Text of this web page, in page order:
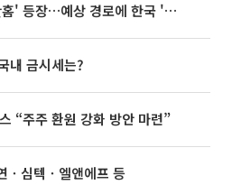
태풍 '돌핀' 이어 '찬홈' 등장…예상 경로에 한국 '한숨'
내 금시세는?
“주주 환원 강화 방안 마련”
ㆍ심텍ㆍ엘앤에프 등